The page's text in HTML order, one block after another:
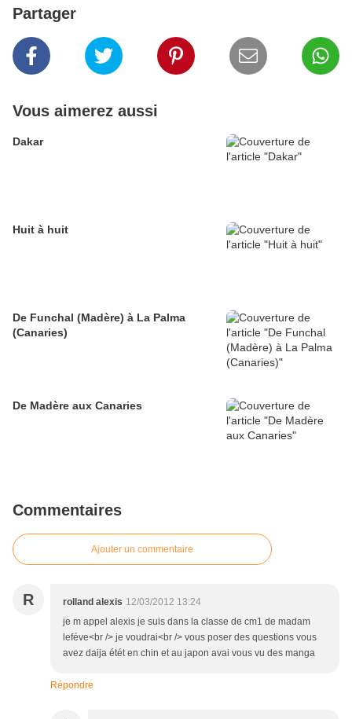
Partager
Vous aimerez aussi
Dakar
Huit à huit
De Funchal (Madère) à La Palma
(Canaries)
De Madère aux Canaries
Commentaires
Ajouter un commentaire
R rolland alexis 12/03/2012 13:24
je m appel alexis je suis dans la classe de cm1 de madam
leféve<br /> je voudrai<br /> vous poser des questions vous
avez daija étét en chin et au japon avai vous vu des manga
Répondre